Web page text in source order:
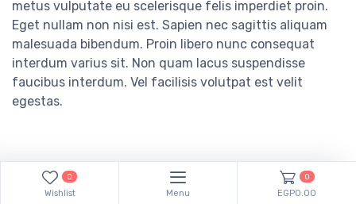
metus vulputate eu scelerisque felis imperdiet proin.
Eget nullam non nisi est. Sapien nec sagittis aliquam
malesuada bibendum. Proin libero nunc consequat
interdum varius sit. Non quam lacus suspendisse
faucibus interdum. Vel facilisis volutpat est velit
egestas.
0
Wishlist Menu
0
EGP0.00